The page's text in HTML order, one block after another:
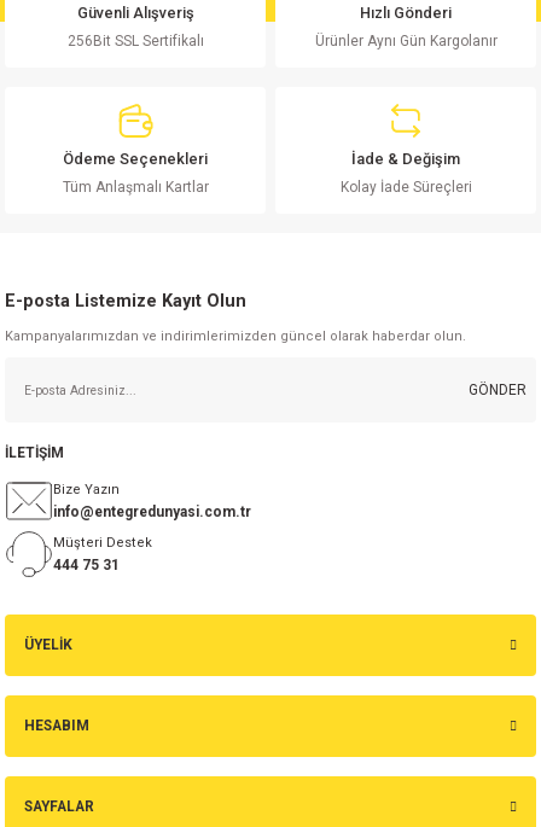
Bu ürüne benzer farklı alternatifler olmalı.
Güvenli Alışveriş
256Bit SSL Sertifikalı
Hızlı Gönderi
Ürünler Aynı Gün Kargolanır
Ödeme Seçenekleri
Tüm Anlaşmalı Kartlar
İade & Değişim
Kolay İade Süreçleri
E-posta Listemize Kayıt Olun
Kampanyalarımızdan ve indirimlerimizden güncel olarak haberdar olun.
GÖNDER
ÜYELİK
HESABIM
SAYFALAR
İLETİŞİM
Bize Yazın
info@entegredunyasi.com.tr
Müşteri Destek
444 75 31